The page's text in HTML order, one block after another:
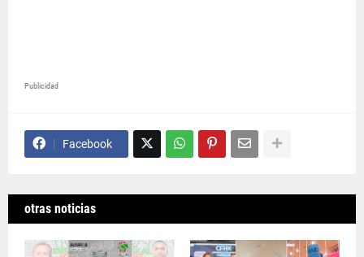
Publicidad
Facebook
otras noticias